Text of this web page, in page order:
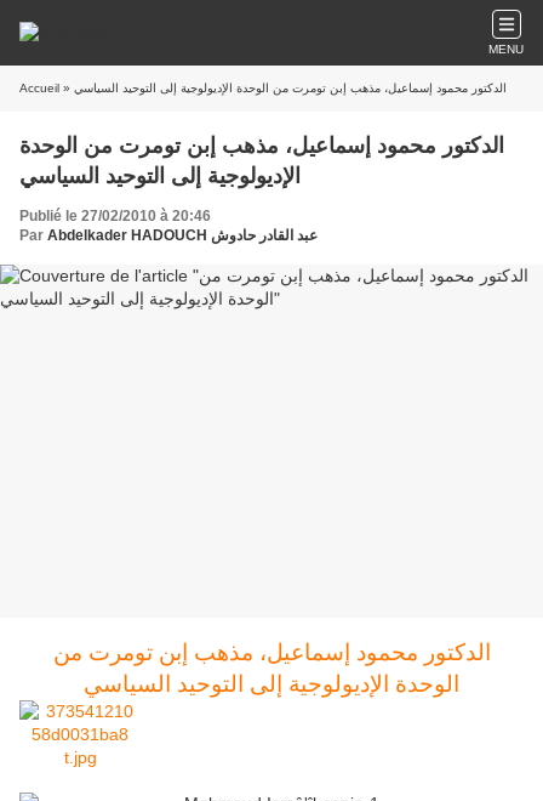
MENU
Accueil » الدكتور محمود إسماعيل، مذهب إبن تومرت من الوحدة الإديولوجية إلى التوحيد السياسي
الدكتور محمود إسماعيل، مذهب إبن تومرت من الوحدة
الإديولوجية إلى التوحيد السياسي
Publié le 27/02/2010 à 20:46
Par
Abdelkader HADOUCH عبد القادر حادوش
الدكتور محمود إسماعيل، مذهب إبن تومرت من
الوحدة الإديولوجية إلى التوحيد السياسي